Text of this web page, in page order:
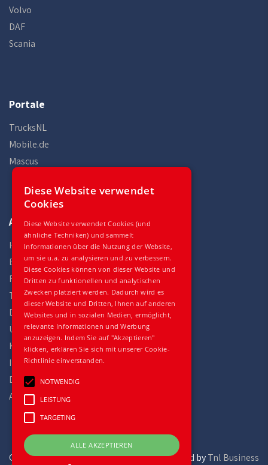
Volvo
DAF
Scania
Portale
TrucksNL
Mobile.de
Mascus
Auto Gilles
Home
Bestand
Fahrzeuge
Teile
Dienstleistungen
Über uns
Kontakt
Impressum
Datenschutz
Allgemeine Geschäftsbedingungen
Gilles Trucks and Parts powered byTnl Business
Diese Website verwendet
Cookies
Diese Website verwendet Cookies (und
ähnliche Techniken) und sammelt
Informationen über die Nutzung der Website,
um sie u.a. zu analysieren und zu verbessern.
Diese Cookies können von dieser Website und
Dritten zu funktionellen und analytischen
Zwecken platziert werden. Dadurch wird es
dieser Website und Dritten, Ihnen auf anderen
Websites und in sozialen Medien, ermöglicht,
relevante Informationen und Werbung
anzuzeigen. Indem Sie auf "Akzeptieren"
klicken, erklären Sie sich mit unserer Cookie-
Richtlinie einverstanden.
NOTWENDIG
LEISTUNG
TARGETING
ALLE AKZEPTIEREN